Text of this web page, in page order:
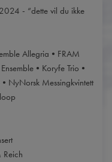
- “dette vil du ikke
Allegria • FRAM
• Koryfe Trio •
NyNorsk Messingkvintett